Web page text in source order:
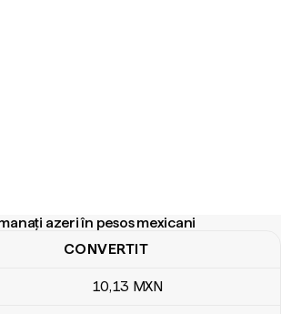
azeri în pesos mexicani
azeri în pesos mexicani
CONVERTIT
10,13 MXN